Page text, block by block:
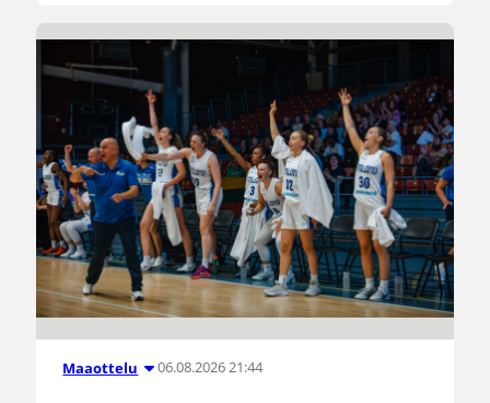
Maaottelu 06.08.2026 21:44